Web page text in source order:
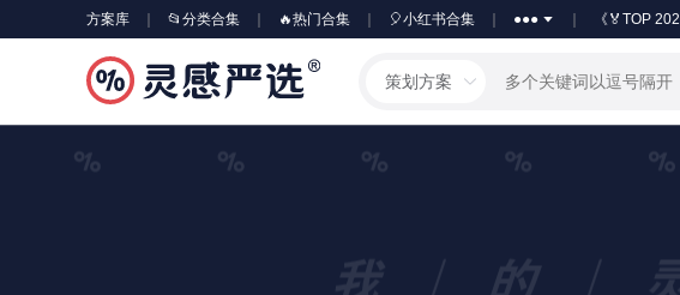
方案库 📂分类合集 🔥热门合集 🎈小红书合集 ●●● 《🏅TOP
策划方案